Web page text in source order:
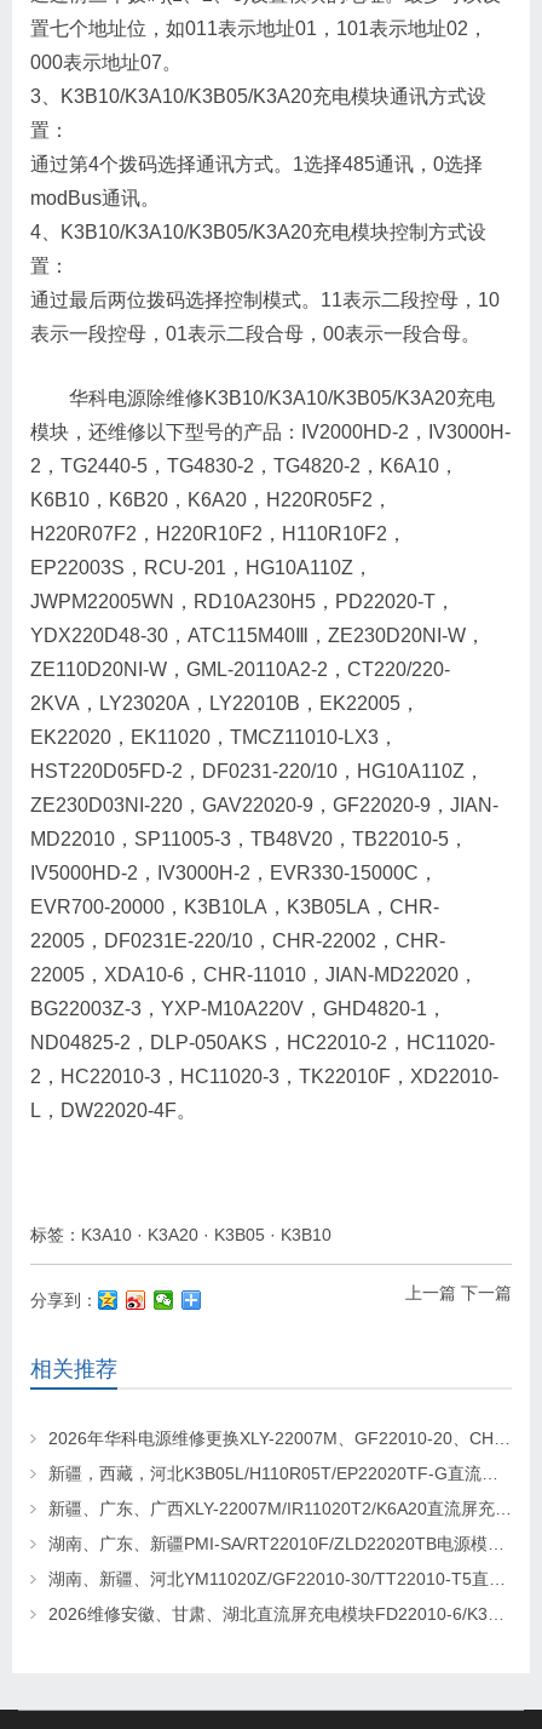
置七个地址位，如011表示地址01，101表示地址02，
000表示地址07。
3、K3B10/K3A10/K3B05/K3A20充电模块通讯方式设
置：
通过第4个拨码选择通讯方式。1选择485通讯，0选择
modBus通讯。
4、K3B10/K3A10/K3B05/K3A20充电模块控制方式设
置：
通过最后两位拨码选择控制模式。11表示二段控母，10
表示一段控母，01表示二段合母，00表示一段合母。
华科电源除维修K3B10/K3A10/K3B05/K3A20充电
模块，还维修以下型号的产品：IV2000HD-2，IV3000H-
2，TG2440-5，TG4830-2，TG4820-2，K6A10，
K6B10，K6B20，K6A20，H220R05F2，
H220R07F2，H220R10F2，H110R10F2，
EP22003S，RCU-201，HG10A110Z，
JWPM22005WN，RD10A230H5，PD22020-T，
YDX220D48-30，ATC115M40Ⅲ，ZE230D20NI-W，
ZE110D20NI-W，GML-20110A2-2，CT220/220-
2KVA，LY23020A，LY22010B，EK22005，
EK22020，EK11020，TMCZ11010-LX3，
HST220D05FD-2，DF0231-220/10，HG10A110Z，
ZE230D03NI-220，GAV22020-9，GF22020-9，JIAN-
MD22010，SP11005-3，TB48V20，TB22010-5，
IV5000HD-2，IV3000H-2，EVR330-15000C，
EVR700-20000，K3B10LA，K3B05LA，CHR-
22005，DF0231E-220/10，CHR-22002，CHR-
22005，XDA10-6，CHR-11010，JIAN-MD22020，
BG22003Z-3，YXP-M10A220V，GHD4820-1，
ND04825-2，DLP-050AKS，HC22010-2，HC11020-
2，HC22010-3，HC11020-3，TK22010F，XD22010-
L，DW22020-4F。
标签： K3A10 · K3A20 · K3B05 · K3B10
上一篇 下一篇
分享到：
相关推荐